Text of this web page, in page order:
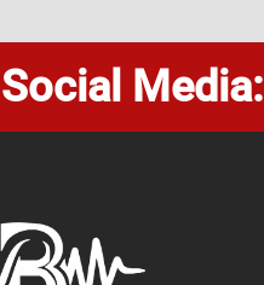
Media: